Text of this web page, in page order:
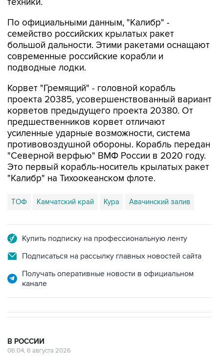
По официальными данным, "Калибр" -
семейство российских крылатых ракет
большой дальности. Этими ракетами оснащают
современные российские корабли и
подводные лодки.
Корвет "Гремящий" - головной корабль
проекта 20385, усовершенствованный вариант
корветов предыдущего проекта 20380. От
предшественников корвет отличают
усиленные ударные возможности, система
противовоздушной обороны. Корабль передан
"Северной верфью" ВМФ России в 2020 году.
Это первый корабль-носитель крылатых ракет
"Калибр" на Тихоокеанском флоте.
ТОФ Камчатский край Кура Авачинский залив
Купить подписку на профессиональную ленту
Подписаться на рассылку главных новостей сайта
Получать оперативные новости в официальном
канале
В РОССИИ
06:04, 6 августа 2026